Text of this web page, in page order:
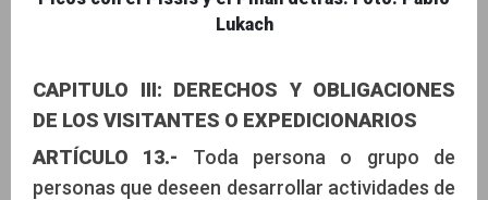
Lukach
CAPITULO III: DERECHOS Y OBLIGACIONES
DE LOS VISITANTES O EXPEDICIONARIOS
ARTÍCULO 13.- Toda persona o grupo de
personas que deseen desarrollar actividades de